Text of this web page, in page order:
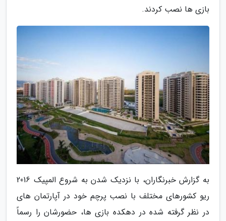
بازی ها نصب کردند.
به گزارش خبرنگاران، با نزدیک شدن به شروع المپیک 2016
ریو کشورهای مختلف با نصب پرچم خود در آپارتمان های
در نظر گرفته شده در دهکده بازی ها، حضورشان را رسماً